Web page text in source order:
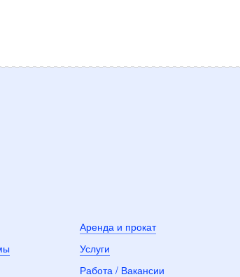
Аренда и прокат
Услуги
Работа / Вакансии